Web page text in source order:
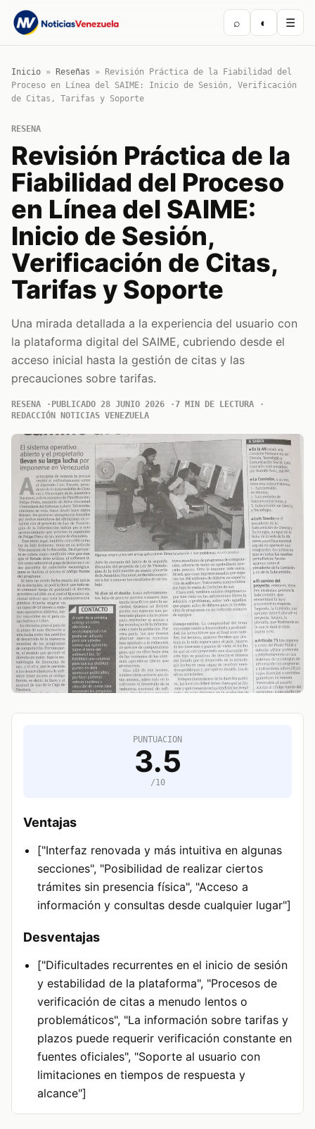
⌕ ◐ ☰
Inicio » Reseñas »
Revisión Práctica de la Fiabilidad del
Proceso en Línea del SAIME: Inicio de Sesión, Verificación
de Citas, Tarifas y Soporte
RESENA
Revisión Práctica de la
Fiabilidad del Proceso
en Línea del SAIME:
Inicio de Sesión,
Verificación de Citas,
Tarifas y Soporte
Una mirada detallada a la experiencia del usuario con
la plataforma digital del SAIME, cubriendo desde el
acceso inicial hasta la gestión de citas y las
precauciones sobre tarifas.
RESENA PUBLICADO 28 JUNIO 2026
7 MIN DE LECTURA
REDACCIÓN NOTICIAS VENEZUELA
PUNTUACION
3.5
/10
Ventajas
["Interfaz renovada y más intuitiva en algunas
secciones", "Posibilidad de realizar ciertos
trámites sin presencia física", "Acceso a
información y consultas desde cualquier lugar"]
Desventajas
["Dificultades recurrentes en el inicio de sesión
y estabilidad de la plataforma", "Procesos de
verificación de citas a menudo lentos o
problemáticos", "La información sobre tarifas y
plazos puede requerir verificación constante en
fuentes oficiales", "Soporte al usuario con
limitaciones en tiempos de respuesta y
alcance"]